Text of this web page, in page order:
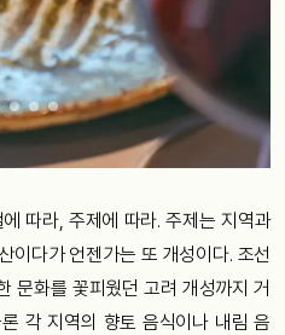
따라, 주제에 따라. 주제는 지역과
이다가 언젠가는 또 개성이다. 조선
문화를 꽃피웠던 고려 개성까지 거
각 지역의 향토 음식이나 내림 음